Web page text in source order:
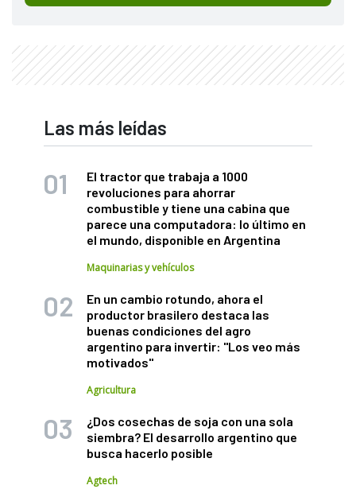
Las más leídas
El tractor que trabaja a 1000
revoluciones para ahorrar
combustible y tiene una cabina que
parece una computadora: lo último en
el mundo, disponible en Argentina
Maquinarias y vehículos
En un cambio rotundo, ahora el
productor brasilero destaca las
buenas condiciones del agro
argentino para invertir: "Los veo más
motivados"
Agricultura
¿Dos cosechas de soja con una sola
siembra? El desarrollo argentino que
busca hacerlo posible
Agtech